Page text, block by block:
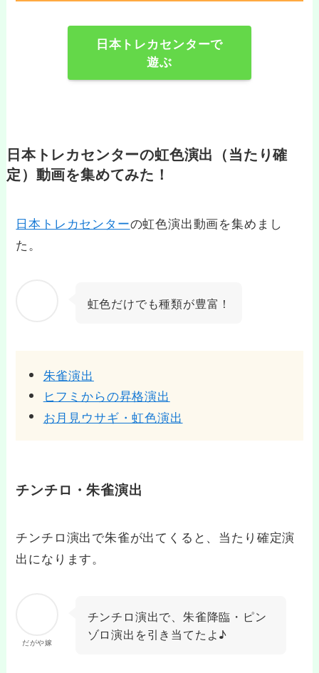
日本トレカセンターで
遊ぶ
日本トレカセンターの虹色演出（当たり確
定）動画を集めてみた！
日本トレカセンターの虹色演出動画を集めまし
た。
虹色だけでも種類が豊富！
朱雀演出
ヒフミからの昇格演出
お月見ウサギ・虹色演出
チンチロ・朱雀演出
チンチロ演出で朱雀が出てくると、当たり確定演
出になります。
だがや嫁
チンチロ演出で、朱雀降臨・ピン
ゾロ演出を引き当てたよ♪